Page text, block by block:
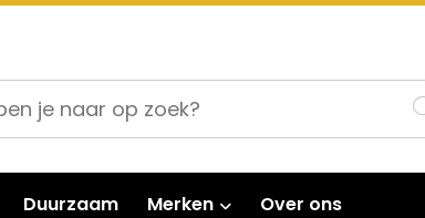
Duurzaam Merken Over ons